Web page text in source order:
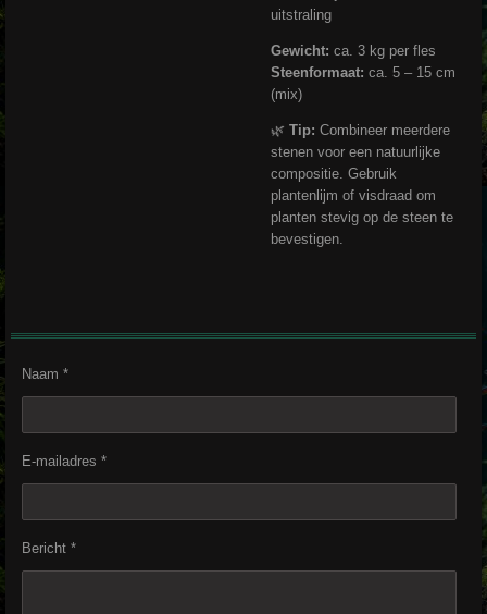
uitstraling
Gewicht: ca. 3 kg per fles
Steenformaat: ca. 5 – 15 cm
(mix)
🌿 Tip: Combineer meerdere
stenen voor een natuurlijke
compositie. Gebruik
plantenlijm of visdraad om
planten stevig op de steen te
bevestigen.
Naam *
E-mailadres *
Bericht *